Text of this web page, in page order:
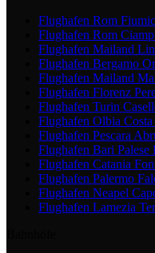
Flughafen Rom
Flughafen Rom
Flughafen Mailand
Flughafen Bergamo
Flughafen Mailand
Flughafen Florenz
Flughafen Turin
Flughafen Olbia Costa
Flughafen Pescara
Flughafen Bari Palese
Flughafen Catania
Flughafen Palermo
Flughafen Neapel
Flughafen Lamezia